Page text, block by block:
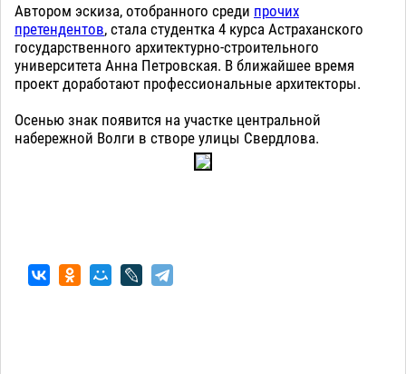
Автором эскиза, отобранного среди прочих
претендентов, стала студентка 4 курса Астраханского
государственного архитектурно-строительного
университета Анна Петровская. В ближайшее время
проект доработают профессиональные архитекторы.
Осенью знак появится на участке центральной
набережной Волги в створе улицы Свердлова.